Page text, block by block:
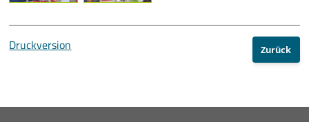
Druckversion Zurück